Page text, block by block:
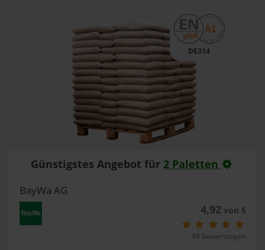
DE314
Günstigstes Angebot für 2 Paletten
BayWa AG
4,92von 5
49 Bewertungen